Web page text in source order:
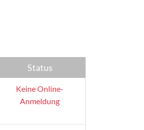
Status
Keine Online-
Anmeldung